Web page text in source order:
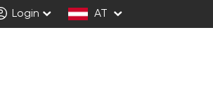
Login AT